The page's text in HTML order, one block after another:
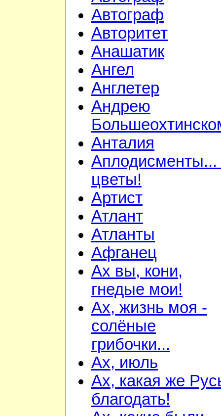
Автограф
Авторитет
Анашатик
Ангел
Англетер
Андрею
Анталия
Аплодисменты...
цветы!
Артист
Атлант
Атланты
Афганец
Ах вы, кони,
гнедые мои!
Ах, жизнь моя -
солёные
грибочки...
Ах, июль
Ах, какая же
благодать!